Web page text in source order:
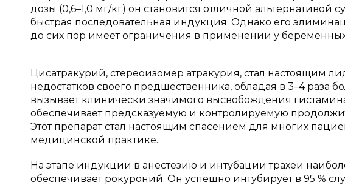
дозы (0,6–1,0 мг/кг) он становится отличной альтернативой
быстрая последовательная индукция. Однако его
до сих пор имеет ограничения в применении у беременных
Цисатракурий, стереоизомер атракурия, стал настоящим
недостатков своего предшественника, обладая в 3–4 раза
вызывает клинически значимого высвобождения
обеспечивает предсказуемую и контролируемую
Этот препарат стал настоящим спасением для многих
медицинской практике.
На этапе индукции в анестезию и интубации трахеи
обеспечивает рокуроний. Он успешно интубирует в 95 %